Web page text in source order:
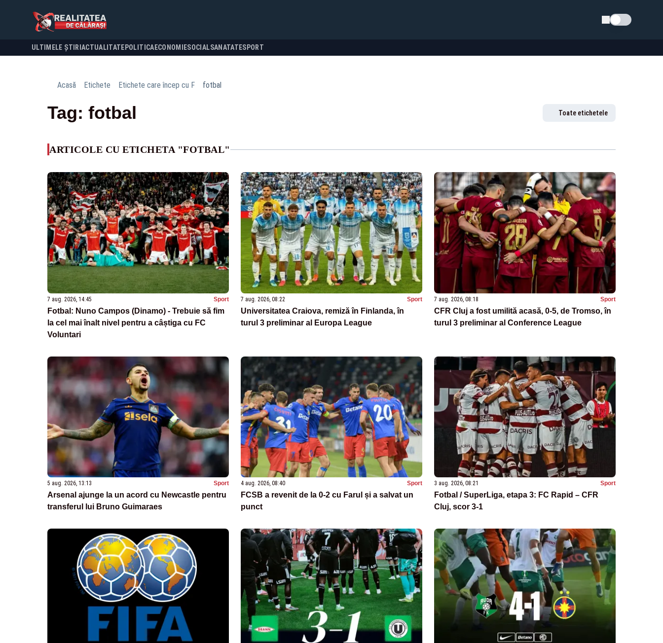
Schimba tema
ULTIMELE ȘTIRI ACTUALITATE POLITICA ECONOMIESOCIALSANATATESPORT
Acasă Etichete Etichete care încep cu F fotbal
Tag: fotbal Toate etichetele
ARTICOLE CU ETICHETA "FOTBAL"
7 aug. 2026, 14:45 Sport
Fotbal: Nuno Campos (Dinamo) - Trebuie să fim
la cel mai înalt nivel pentru a câștiga cu FC
Voluntari
7 aug. 2026, 08:22 Sport
Universitatea Craiova, remiză în Finlanda, în
turul 3 preliminar al Europa League
7 aug. 2026, 08:18 Sport
CFR Cluj a fost umilită acasă, 0-5, de Tromso, în
turul 3 preliminar al Conference League
5 aug. 2026, 13:13 Sport
Arsenal ajunge la un acord cu Newcastle pentru
transferul lui Bruno Guimaraes
4 aug. 2026, 08:40 Sport
FCSB a revenit de la 0-2 cu Farul și a salvat un
punct
3 aug. 2026, 08:21 Sport
Fotbal / SuperLiga, etapa 3: FC Rapid – CFR
Cluj, scor 3-1